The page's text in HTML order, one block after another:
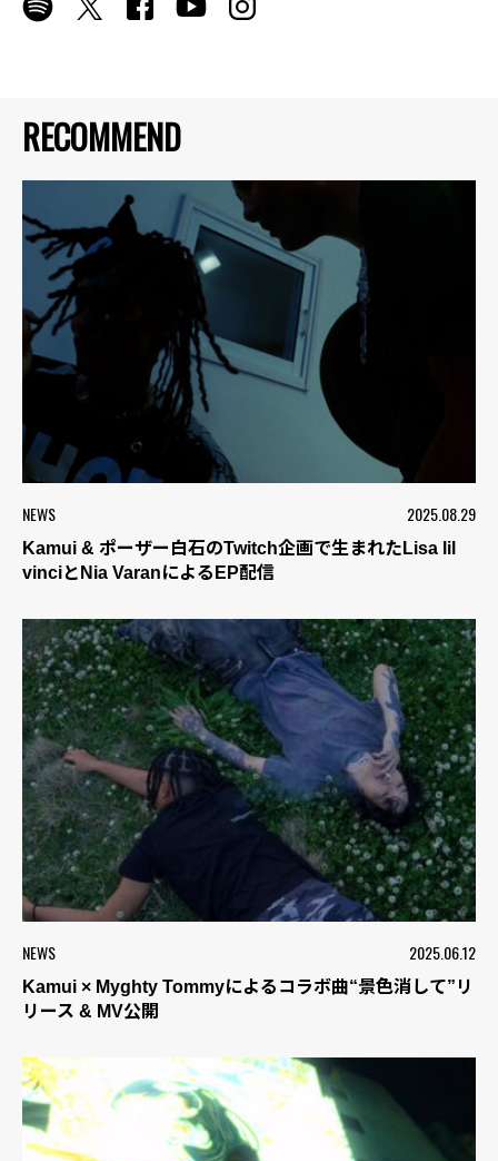
RECOMMEND
NEWS 2025.08.29
Kamui & ポーザー白石のTwitch企画で生まれたLisa lil
vinciとNia VaranによるEP配信
NEWS 2025.06.12
Kamui × Myghty Tommyによるコラボ曲“景色消して”リ
リース & MV公開